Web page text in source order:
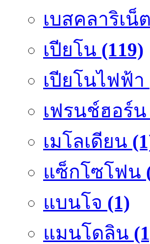
เบสคลาริเน็ต
เปียโน (119)
เปียโนไฟฟ้า
เฟรนช์ฮอร์น
เมโลเดียน
แซ็กโซโฟน
แบนโจ (1)
แมนโดลิน